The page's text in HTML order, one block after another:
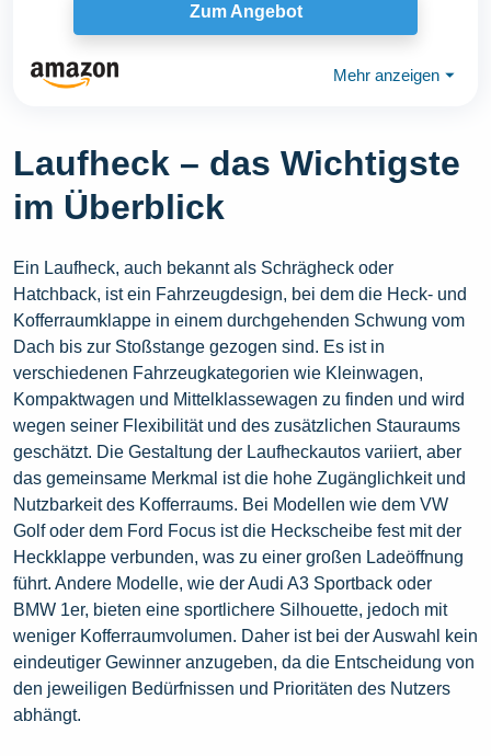
Zum Angebot
Mehr anzeigen ⏷
Laufheck – das Wichtigste
im Überblick
Ein Laufheck, auch bekannt als Schrägheck oder
Hatchback, ist ein Fahrzeugdesign, bei dem die Heck- und
Kofferraumklappe in einem durchgehenden Schwung vom
Dach bis zur Stoßstange gezogen sind. Es ist in
verschiedenen Fahrzeugkategorien wie Kleinwagen,
Kompaktwagen und Mittelklassewagen zu finden und wird
wegen seiner Flexibilität und des zusätzlichen Stauraums
geschätzt. Die Gestaltung der Laufheckautos variiert, aber
das gemeinsame Merkmal ist die hohe Zugänglichkeit und
Nutzbarkeit des Kofferraums. Bei Modellen wie dem VW
Golf oder dem Ford Focus ist die Heckscheibe fest mit der
Heckklappe verbunden, was zu einer großen Ladeöffnung
führt. Andere Modelle, wie der Audi A3 Sportback oder
BMW 1er, bieten eine sportlichere Silhouette, jedoch mit
weniger Kofferraumvolumen. Daher ist bei der Auswahl kein
eindeutiger Gewinner anzugeben, da die Entscheidung von
den jeweiligen Bedürfnissen und Prioritäten des Nutzers
abhängt.